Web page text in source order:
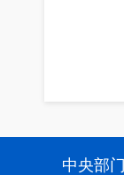
中央部门